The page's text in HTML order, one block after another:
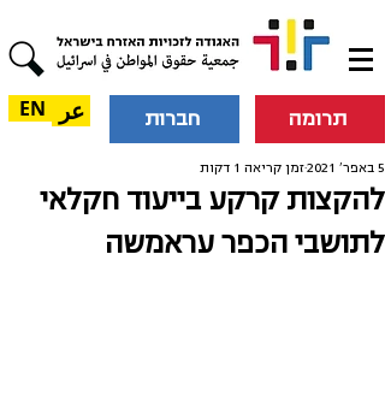
תרומה חברות عر EN
להקצות קרקע בייעוד חקלאי
לתושבי הכפר עראמשה
5 באפר׳ 2021 זמן קריאה 1 דקות